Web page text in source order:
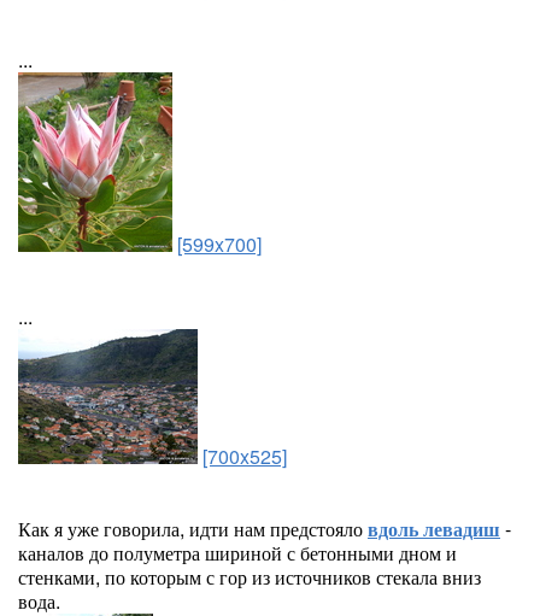
...
[599x700]
...
[700x525]
Как я уже говорила, идти нам предстояловдоль левадиш -
каналов до полуметра шириной с бетонными дном и
стенками, по которым с гор из источников стекала вниз
вода.